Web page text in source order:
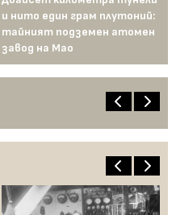
и нито един грам плутоний:
тайният подземен атомен
завод на Мао